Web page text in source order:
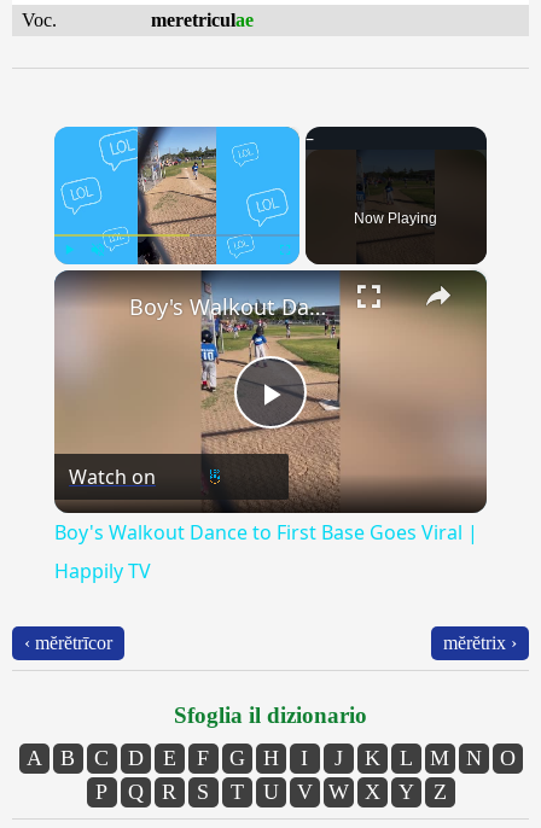
Voc.
meretriculae
×
Now Playing
×
Play
Video
Boy's Walkout Dance to First Base Goes Viral | Happily TV
Watch on
Boy's Walkout Dance to First Base Goes Viral |
Happily TV
‹ mĕrĕtrīcor mĕrĕtrix ›
Sfoglia il dizionario
A B C D E F G H I J K L M N
O
P
Q R S T U V W X Y Z